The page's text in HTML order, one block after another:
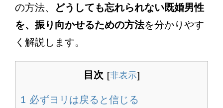
の方法、
どうしても忘れられない既婚男性
を、振り向かせるための方法を分かりやす
く解説します。
目次 [非表示]
1 必ずヨリは戻ると信じる